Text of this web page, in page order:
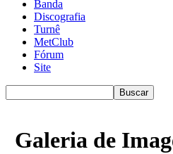
Banda
Discografia
Turnê
MetClub
Fórum
Site
Galeria de